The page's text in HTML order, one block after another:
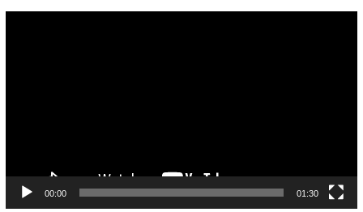
00:00 01:30